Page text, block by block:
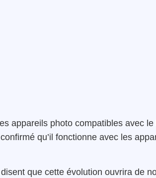
appareils photo compatibles avec le
qu’il fonctionne avec les
que cette évolution ouvrira de